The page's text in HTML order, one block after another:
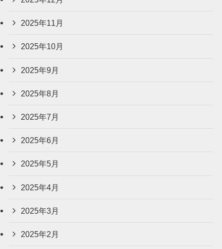
2025年11月
2025年10月
2025年9月
2025年8月
2025年7月
2025年6月
2025年5月
2025年4月
2025年3月
2025年2月